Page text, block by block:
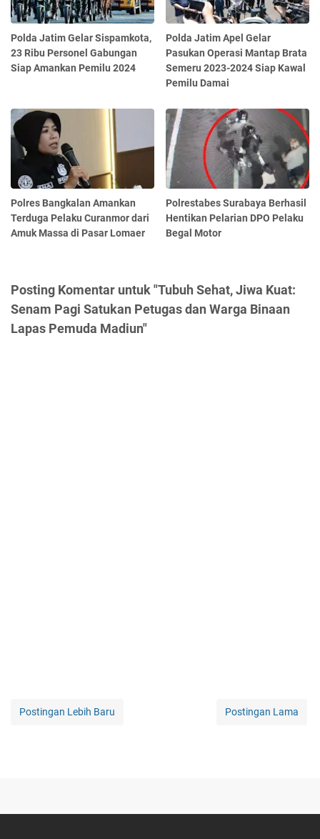
Polda Jatim Gelar Sispamkota,
23 Ribu Personel Gabungan
Siap Amankan Pemilu 2024
Polda Jatim Apel Gelar
Pasukan Operasi Mantap Brata
Semeru 2023-2024 Siap Kawal
Pemilu Damai
Polres Bangkalan Amankan
Terduga Pelaku Curanmor dari
Amuk Massa di Pasar Lomaer
Polrestabes Surabaya Berhasil
Hentikan Pelarian DPO Pelaku
Begal Motor
Posting Komentar untuk "Tubuh Sehat, Jiwa Kuat:
Senam Pagi Satukan Petugas dan Warga Binaan
Lapas Pemuda Madiun"
Postingan Lebih Baru Postingan Lama